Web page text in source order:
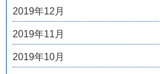
2019年12月
2019年11月
2019年10月